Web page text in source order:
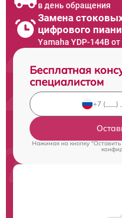
в день обращения
Замена
цифрового
Yamaha YDP-144B
Бесплатная
специалистом
Нажимая на кнопку